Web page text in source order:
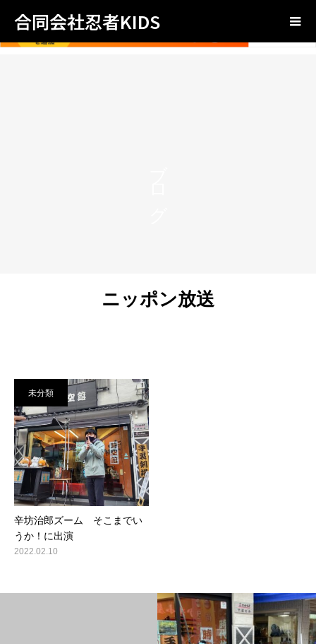
合同会社忍者KIDS
ニッポン放送
未分類
辛坊治郎ズーム そこまでい
うか！に出演
2022.02.10